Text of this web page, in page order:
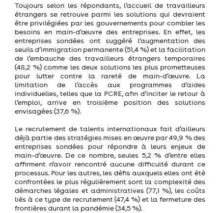
Toujours selon les répondants, l’accueil de travailleurs
étrangers se retrouve parmi les solutions qui devraient
être privilégiées par les gouvernements pour combler les
besoins en main-d’œuvre des entreprises. En effet, les
entreprises sondées ont suggéré l’augmentation des
seuils d’immigration permanente (51,4 %) et la facilitation
de l’embauche des travailleurs étrangers temporaires
(48,2 %) comme les deux solutions les plus prometteuses
pour lutter contre la rareté de main-d’œuvre. La
limitation de l’accès aux programmes d’aides
individuelles, telles que la PCRE, afin d’inciter le retour à
l’emploi, arrive en troisième position des solutions
envisagées (37,6 %).
Le recrutement de talents internationaux fait d’ailleurs
déjà partie des stratégies mises en œuvre par 49,9 % des
entreprises sondées pour répondre à leurs enjeux de
main-d’œuvre. De ce nombre, seules 5,2 % d’entre elles
affirment n’avoir rencontré aucune difficulté durant ce
processus. Pour les autres, les défis auxquels elles ont été
confrontées le plus régulièrement sont la complexité des
démarches légales et administratives (77,1 %), les coûts
liés à ce type de recrutement (47,4 %) et la fermeture des
frontières durant la pandémie (34,5 %).